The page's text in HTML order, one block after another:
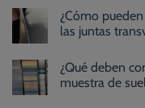
¿Cómo
las juntas
¿Qué deben
muestra de